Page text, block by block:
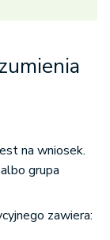
na wniosek.
grupa
zawiera: